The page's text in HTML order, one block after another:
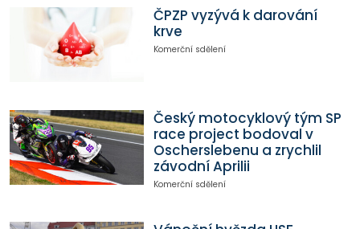
ČPZP vyzývá k darování
krve
Komerční sdělení
Český motocyklový tým SP
race project bodoval v
Oscherslebenu a zrychlil
závodní Aprilii
Komerční sdělení